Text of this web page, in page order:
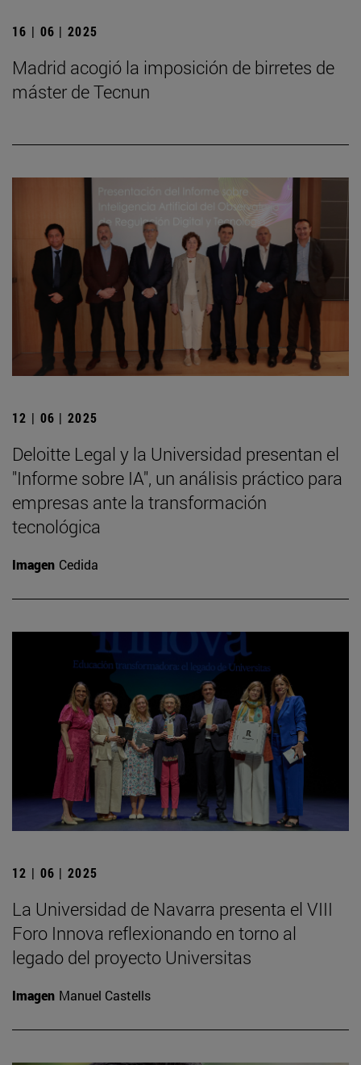
16 | 06 | 2025
Madrid acogió la imposición de birretes de
máster de Tecnun
12 | 06 | 2025
Deloitte Legal y la Universidad presentan el
"Informe sobre IA", un análisis práctico para
empresas ante la transformación
tecnológica
Imagen Cedida
12 | 06 | 2025
La Universidad de Navarra presenta el VIII
Foro Innova reflexionando en torno al
legado del proyecto Universitas
Imagen Manuel Castells